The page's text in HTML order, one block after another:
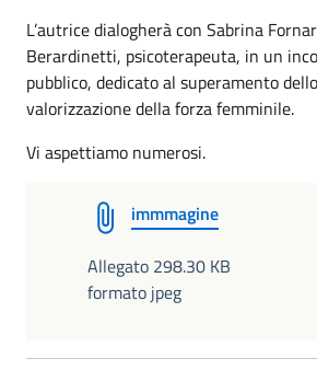
L’autrice dialogherà con Sabrina
Berardinetti, psicoterapeuta, in un
pubblico, dedicato al superamento
valorizzazione della forza femminile.
Vi aspettiamo numerosi.
immmagine
Allegato 298.30 KB
formato jpeg